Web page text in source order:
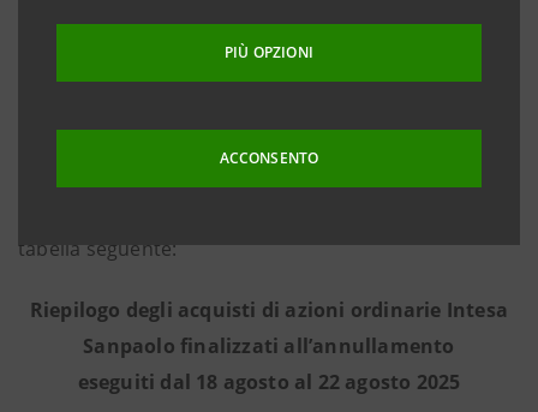
PIÙ OPZIONI
ACCONSENTO
dall’intermediario terzo Morgan Stanley Europe SE,
tabella seguente:
Riepilogo degli acquisti di azioni ordinarie Intesa
Sanpaolo finalizzati all’annullamento
eseguiti dal 18 agosto al 22 agosto 2025